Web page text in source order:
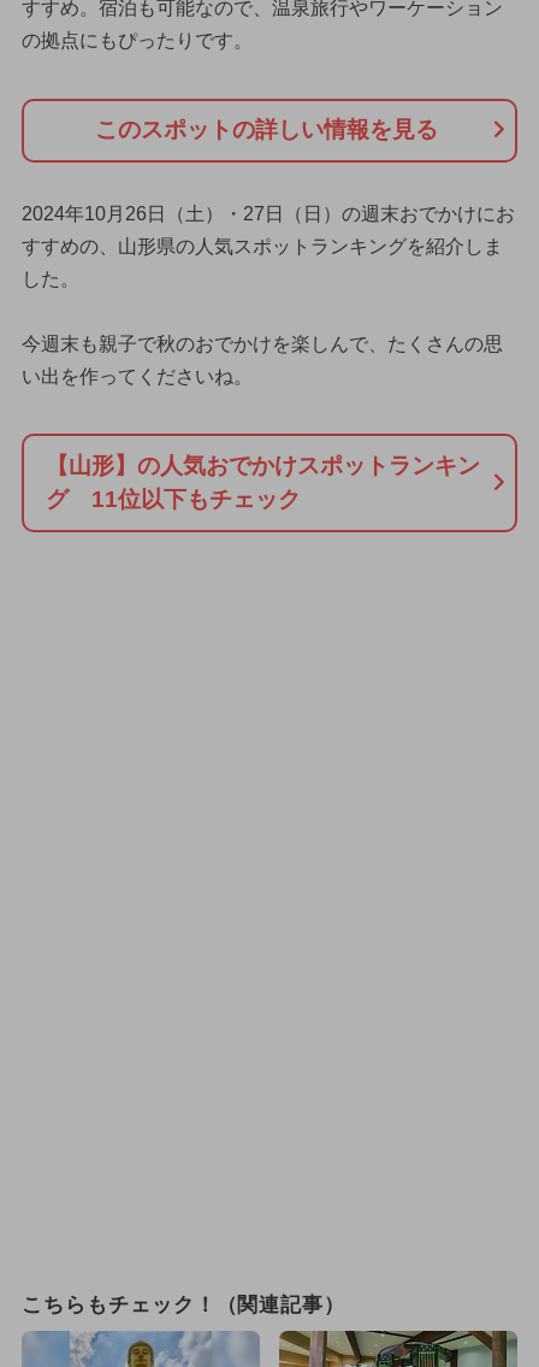
すすめ。宿泊も可能なので、温泉旅行やワーケーション
の拠点にもぴったりです。
このスポットの詳しい情報を見る
2024年10月26日（土）・27日（日）の週末おでかけにお
すすめの、山形県の人気スポットランキングを紹介しま
した。
今週末も親子で秋のおでかけを楽しんで、たくさんの思
い出を作ってくださいね。
【山形】の人気おでかけスポットランキン
グ 11位以下もチェック
こちらもチェック！（関連記事）